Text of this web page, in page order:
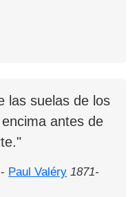
las suelas de los
antes de
- Paul Valéry 1871-